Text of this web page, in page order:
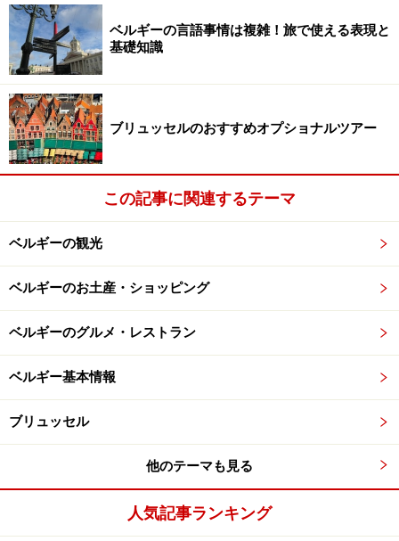
トラムや地下鉄の改札機
乗車券には、1回券、往復券、1日券、5回券、10回券が
あります。5回・10回券は、何人かで同時に使うことが
できます。1回券は、バスとトラムでは、運転手から直
接購入することもできますが、切符売り場や自動販売機
で買うより、少し料金が高くなります。自動販売機で
は、現金は使えないことの方が多く、VISAやMASTERな
どのクレジットカードが使えます。現金が使える場合で
も、小銭しか使えないので要注意です。
ブリュッセル市内を走る地下鉄メトロ
在で旧市街に宿泊していれば、交通機関を使う必要はあ
まりないかもしれませんが、中心地から少し外れたとこ
は便利でお得です。ほとんどの路線は、朝6時前後から
夜23時過ぎ頃まで運行しています。地下鉄駅の目印は、
ベルギーの言語事情は複雑！旅で使える表現と
基礎知識
ブリュッセルのおすすめオプショナルツアー
この記事に関連するテーマ
ベルギーの観光
ベルギーのお土産・ショッピング
ベルギーのグルメ・レストラン
ベルギー基本情報
ブリュッセル
他のテーマも見る
人気記事ランキング